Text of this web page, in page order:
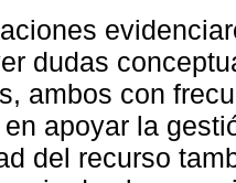
dudas
ambos con
apoyar la
del recurso